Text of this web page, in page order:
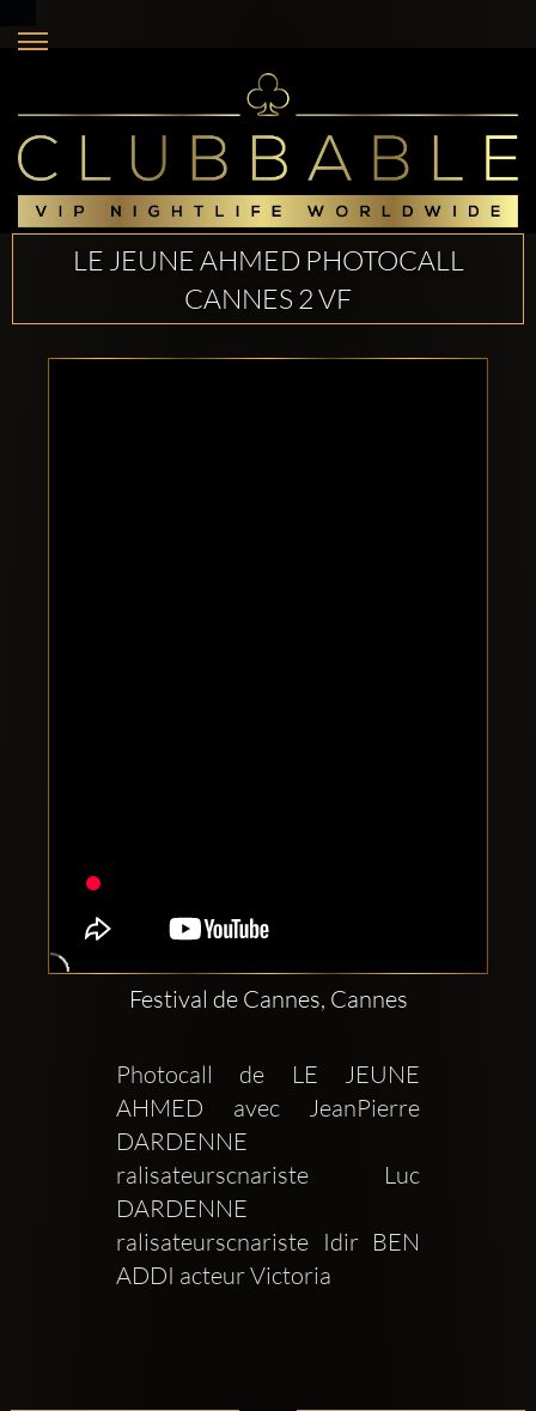
LE JEUNE AHMED PHOTOCALL
CANNES 2 VF
Festival de Cannes, Cannes
Photocall de LE JEUNE
AHMED avec JeanPierre
DARDENNE
ralisateurscnariste Luc
DARDENNE
ralisateurscnariste Idir BEN
ADDI acteur Victoria